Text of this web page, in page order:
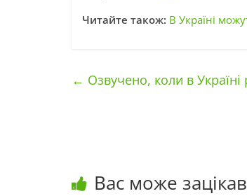
Читайте також: В Україні
← Озвучено, коли в
Вас може